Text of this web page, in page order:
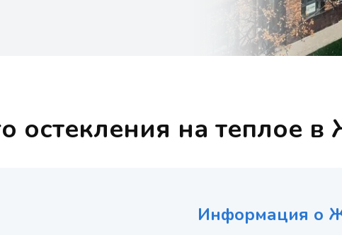
остекления на теплое
Информация о